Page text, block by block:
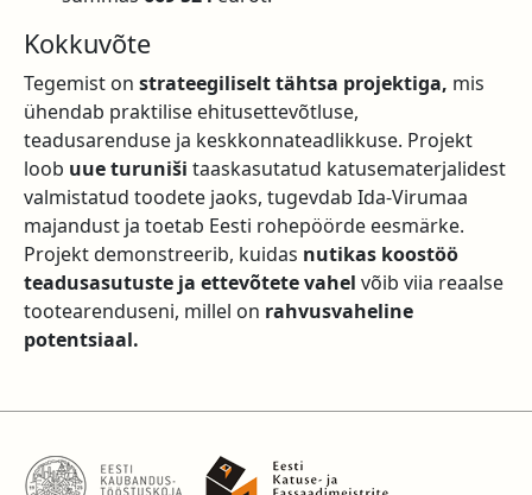
Kokkuvõte
Tegemist on strateegiliselt tähtsa projektiga, mis
ühendab praktilise ehitusettevõtluse,
teadusarenduse ja keskkonnateadlikkuse. Projekt
loob uue turuniši taaskasutatud katusematerjalidest
valmistatud toodete jaoks, tugevdab Ida-Virumaa
majandust ja toetab Eesti rohepöörde eesmärke.
Projekt demonstreerib, kuidas nutikas koostöö
teadusasutuste ja ettevõtete vahel võib viia reaalse
tootearenduseni, millel on rahvusvaheline
potentsiaal.